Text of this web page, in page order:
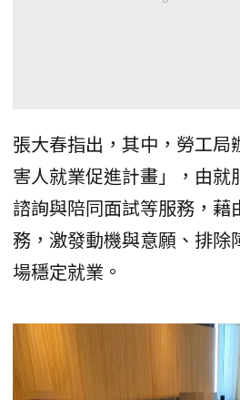
張大春指出，其中，勞工局
害人就業促進計畫」，由就
諮詢與陪同面試等服務，藉
務，激發動機與意願、排除
場穩定就業。